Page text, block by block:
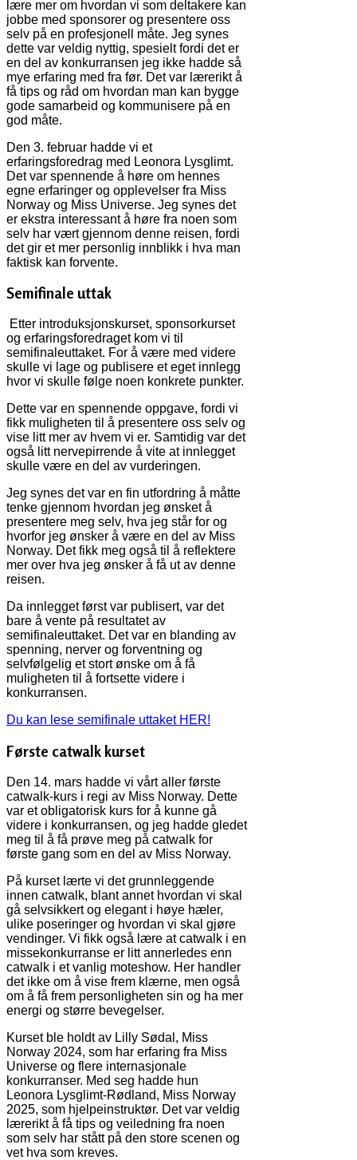
lære mer om hvordan vi som deltakere kan
jobbe med sponsorer og presentere oss
selv på en profesjonell måte. Jeg synes
dette var veldig nyttig, spesielt fordi det er
en del av konkurransen jeg ikke hadde så
mye erfaring med fra før. Det var lærerikt å
få tips og råd om hvordan man kan bygge
gode samarbeid og kommunisere på en
god måte.
Den 3. februar hadde vi et
erfaringsforedrag med Leonora Lysglimt.
Det var spennende å høre om hennes
egne erfaringer og opplevelser fra Miss
Norway og Miss Universe. Jeg synes det
er ekstra interessant å høre fra noen som
selv har vært gjennom denne reisen, fordi
det gir et mer personlig innblikk i hva man
faktisk kan forvente.
Semifinale uttak
Etter introduksjonskurset, sponsorkurset
og erfaringsforedraget kom vi til
semifinaleuttaket. For å være med videre
skulle vi lage og publisere et eget innlegg
hvor vi skulle følge noen konkrete punkter.
Dette var en spennende oppgave, fordi vi
fikk muligheten til å presentere oss selv og
vise litt mer av hvem vi er. Samtidig var det
også litt nervepirrende å vite at innlegget
skulle være en del av vurderingen.
Jeg synes det var en fin utfordring å måtte
tenke gjennom hvordan jeg ønsket å
presentere meg selv, hva jeg står for og
hvorfor jeg ønsker å være en del av Miss
Norway. Det fikk meg også til å reflektere
mer over hva jeg ønsker å få ut av denne
reisen.
Da innlegget først var publisert, var det
bare å vente på resultatet av
semifinaleuttaket. Det var en blanding av
spenning, nerver og forventning og
selvfølgelig et stort ønske om å få
muligheten til å fortsette videre i
konkurransen.
Du kan lese semifinale uttaket HER!
Første catwalk kurset
Den 14. mars hadde vi vårt aller første
catwalk-kurs i regi av Miss Norway. Dette
var et obligatorisk kurs for å kunne gå
videre i konkurransen, og jeg hadde gledet
meg til å få prøve meg på catwalk for
første gang som en del av Miss Norway.
På kurset lærte vi det grunnleggende
innen catwalk, blant annet hvordan vi skal
gå selvsikkert og elegant i høye hæler,
ulike poseringer og hvordan vi skal gjøre
vendinger. Vi fikk også lære at catwalk i en
missekonkurranse er litt annerledes enn
catwalk i et vanlig moteshow. Her handler
det ikke om å vise frem klærne, men også
om å få frem personligheten sin og ha mer
energi og større bevegelser.
Kurset ble holdt av Lilly Sødal, Miss
Norway 2024, som har erfaring fra Miss
Universe og flere internasjonale
konkurranser. Med seg hadde hun
Leonora Lysglimt-Rødland, Miss Norway
2025, som hjelpeinstruktør. Det var veldig
lærerikt å få tips og veiledning fra noen
som selv har stått på den store scenen og
vet hva som kreves.